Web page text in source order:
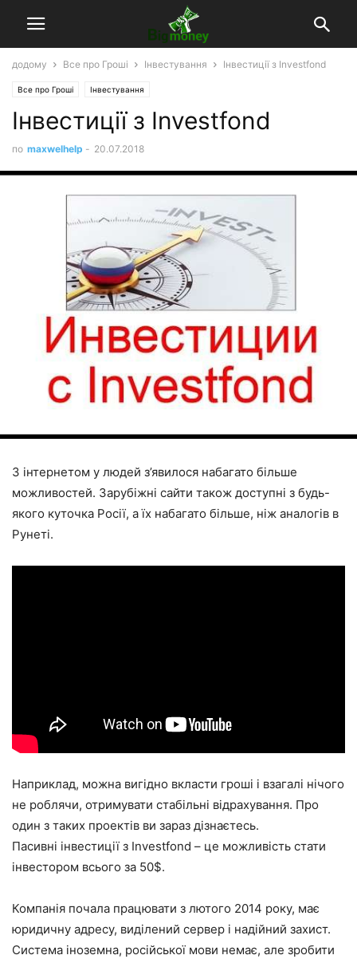
додому Все про Гроші Інвестування Інвестиції з Investfond
Все про Гроші Інвестування
Інвестиції з Investfond
по maxwelhelp - 20.07.2018
З інтернетом у людей з’явилося набагато більше
можливостей. Зарубіжні сайти також доступні з будь-
якого куточка Росії, а їх набагато більше, ніж аналогів в
Рунеті.
Наприклад, можна вигідно вкласти гроші і взагалі нічого
не роблячи, отримувати стабільні відрахування. Про
один з таких проектів ви зараз дізнаєтесь.
Пасивні інвестиції з Investfond – це можливість стати
інвестором всього за 50$.
Компанія почала працювати з лютого 2014 року, має
юридичну адресу, виділений сервер і надійний захист.
Система іноземна, російської мови немає, але зробити